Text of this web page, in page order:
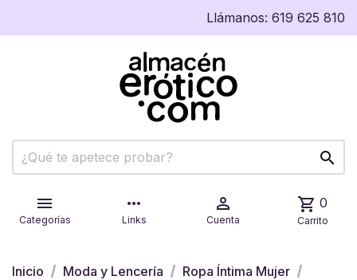
Llámanos: 619 625 810


Categorías
more_horiz
Links

Cuenta
shopping_cart 0
Carrito
Inicio Moda y Lencería Ropa Íntima Mujer